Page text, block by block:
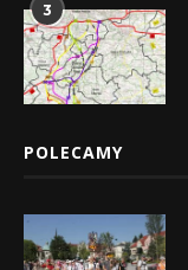
3
POLECAMY